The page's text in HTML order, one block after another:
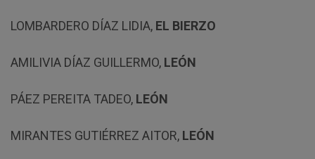
LOMBARDERO DÍAZ LIDIA, EL BIERZO
AMILIVIA DÍAZ GUILLERMO, LEÓN
PÁEZ PEREITA TADEO, LEÓN
MIRANTES GUTIÉRREZ AITOR, LEÓN